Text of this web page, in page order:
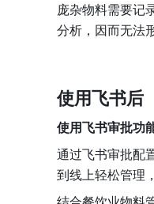
庞杂物料需要记
分析，因而无法
使用飞书后
使用飞书审批功
通过飞书审批配
到线上轻松管理